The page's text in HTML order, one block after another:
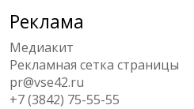
Реклама
Медиакит
Рекламная сетка страницы
pr@vse42.ru
+7 (3842) 75-55-55